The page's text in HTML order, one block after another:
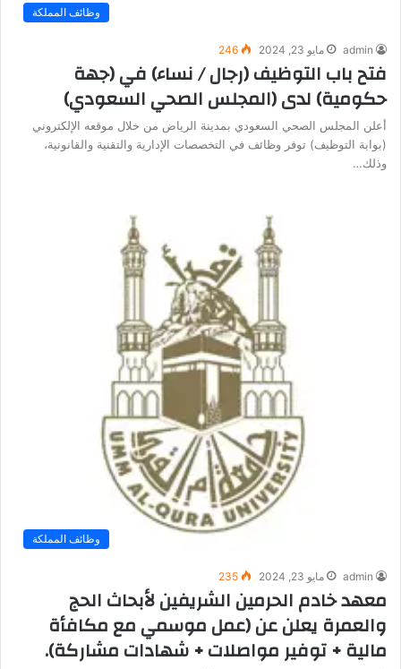
وظائف المملكة
admin مايو 23, 2024 246
فتح باب التوظيف (رجال / نساء) في (جهة
حكومية) لدى (المجلس الصحي السعودي)
أعلن المجلس الصحي السعودي بمدينة الرياض من خلال موقعه الإلكتروني
(بوابة التوظيف) توفر وظائف في التخصصات الإدارية والتقنية والقانونية،
وذلك…
وظائف المملكة
admin مايو 23, 2024 235
معهد خادم الحرمين الشريفين لأبحاث الحج
والعمرة يعلن عن (عمل موسمي مع مكافأة
مالية + توفير مواصلات + شهادات مشاركة).